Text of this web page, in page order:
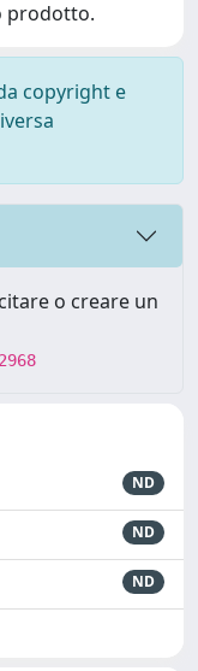
prodotto.
copyright e
o creare un
ND
ND
ND